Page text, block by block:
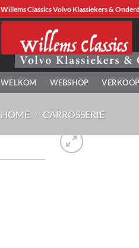
Willems Classics Volvo Klassiekers &
WELKOM WEBSHOP
HOME / CARROSSERIE